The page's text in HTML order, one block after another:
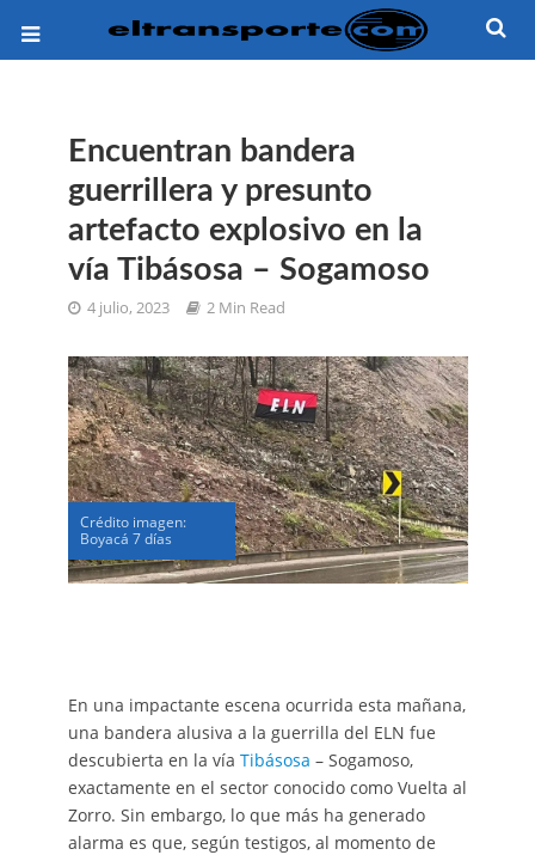
Encuentran bandera
guerrillera y presunto
artefacto explosivo en la
vía Tibásosa – Sogamoso
4 julio, 2023 2 Min Read
Crédito imagen:
Boyacá 7 días
En una impactante escena ocurrida esta mañana,
una bandera alusiva a la guerrilla del ELN fue
descubierta en la vía Tibásosa – Sogamoso,
exactamente en el sector conocido como Vuelta al
Zorro. Sin embargo, lo que más ha generado
alarma es que, según testigos, al momento de